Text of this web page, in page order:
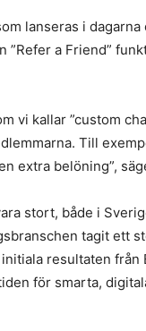
lanseras i
”Refer a Friend”
vi kallar ”custom
Till
extra belöning”,
stort, både i
tagit ett
resultaten
för smarta,